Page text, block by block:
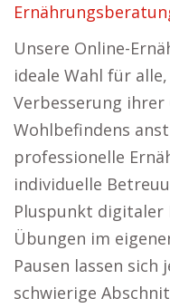
Unsere Online-
ideale Wahl für
Verbesserung
Wohlbefindens
professionelle
individuelle
Pluspunkt digitaler
Übungen im
Pausen lassen sich
schwierige